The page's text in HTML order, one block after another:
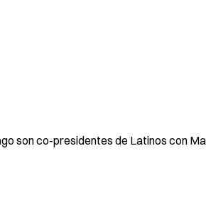
son co-presidentes de Latinos con